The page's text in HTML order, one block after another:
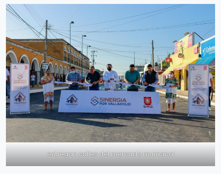
entregan calles del mercado municipal